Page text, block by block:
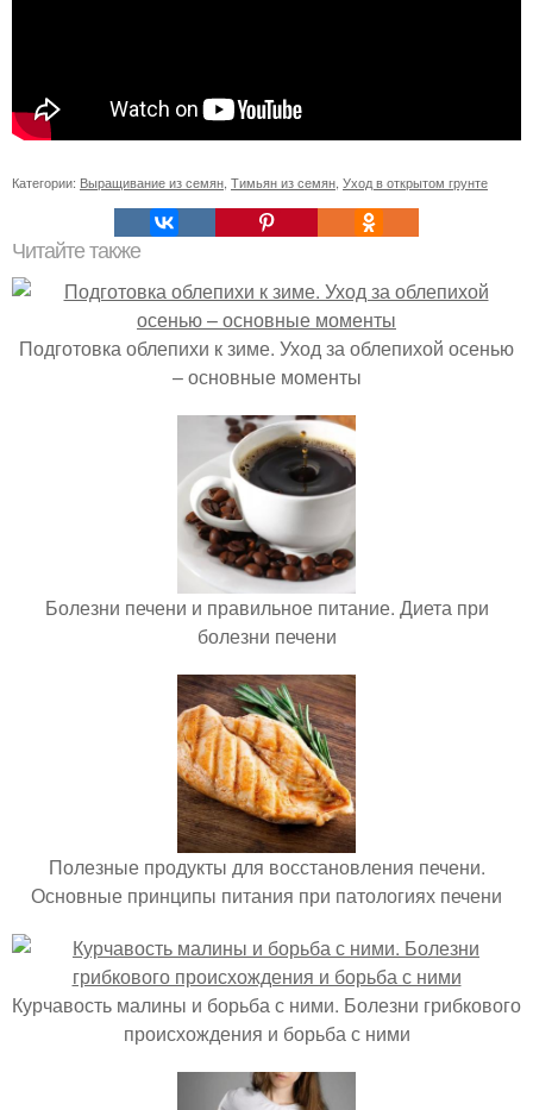
Категории: Выращивание из семян Тимьян из семян Уход в открытом грунте
Читайте также
Подготовка облепихи к зиме. Уход за облепихой осенью
– основные моменты
Болезни печени и правильное питание. Диета при
болезни печени
Полезные продукты для восстановления печени.
Основные принципы питания при патологиях печени
Курчавость малины и борьба с ними. Болезни грибкового
происхождения и борьба с ними